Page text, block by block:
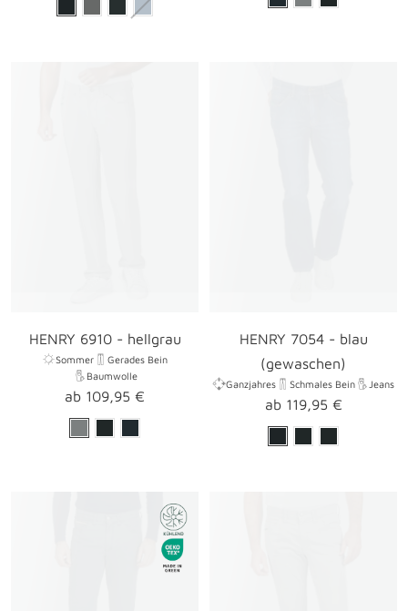
HENRY 6910 - hellgrau
Sommer
Gerades Bein
Baumwolle
Angebotspreis
ab 109,95 €
HENRY 7054 - blau
(gewaschen)
Ganzjahres Schmales Bein Jeans
Angebotspreis
ab 119,95 €